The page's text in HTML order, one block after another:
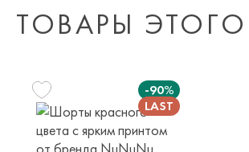
ТОВАРЫ
-90%